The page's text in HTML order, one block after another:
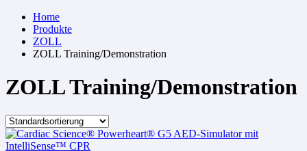
Home
Produkte
ZOLL
ZOLL Training/Demonstration
ZOLL Training/Demonstration